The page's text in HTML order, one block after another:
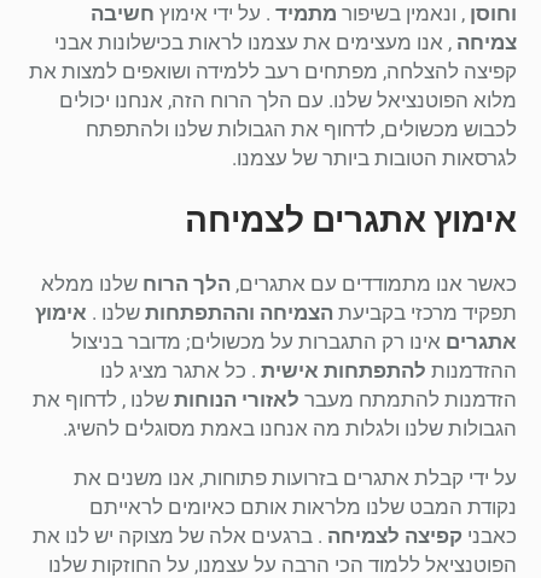
וחוסן , ונאמין בשיפור מתמיד . על ידי אימוץ חשיבה
צמיחה , אנו מעצימים את עצמנו לראות בכישלונות אבני
קפיצה להצלחה, מפתחים רעב ללמידה ושואפים למצות את
מלוא הפוטנציאל שלנו. עם הלך הרוח הזה, אנחנו יכולים
לכבוש מכשולים, לדחוף את הגבולות שלנו ולהתפתח
לגרסאות הטובות ביותר של עצמנו.
אימוץ אתגרים לצמיחה
כאשר אנו מתמודדים עם אתגרים, הלך הרוח שלנו ממלא
תפקיד מרכזי בקביעת הצמיחה וההתפתחות שלנו . אימוץ
אתגרים אינו רק התגברות על מכשולים; מדובר בניצול
ההזדמנות להתפתחות אישית . כל אתגר מציג לנו
הזדמנות להתמתח מעבר לאזורי הנוחות שלנו , לדחוף את
הגבולות שלנו ולגלות מה אנחנו באמת מסוגלים להשיג.
על ידי קבלת אתגרים בזרועות פתוחות, אנו משנים את
נקודת המבט שלנו מלראות אותם כאיומים לראייתם
כאבני קפיצה לצמיחה . ברגעים אלה של מצוקה יש לנו את
הפוטנציאל ללמוד הכי הרבה על עצמנו, על החוזקות שלנו